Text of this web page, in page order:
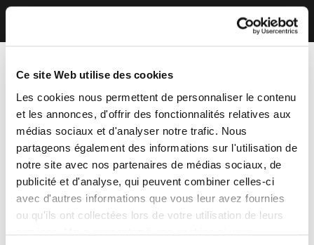
Ce site Web utilise des cookies
Les cookies nous permettent de personnaliser le contenu
et les annonces, d'offrir des fonctionnalités relatives aux
médias sociaux et d'analyser notre trafic. Nous
partageons également des informations sur l'utilisation de
notre site avec nos partenaires de médias sociaux, de
publicité et d'analyse, qui peuvent combiner celles-ci
avec d'autres informations que vous leur avez fournies
ou qu'ils ont collectées lors de votre utilisation de leurs